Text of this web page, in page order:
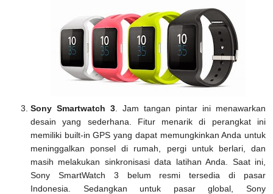
Sony Smartwatch 3 . Jam tangan pintar ini menawarkan
desain yang sederhana. Fitur menarik di perangkat ini
memiliki built-in GPS yang dapat memungkinkan Anda untuk
meninggalkan ponsel di rumah, pergi untuk berlari, dan
masih melakukan sinkronisasi data latihan Anda. Saat ini,
Sony SmartWatch 3 belum resmi tersedia di pasar
Indonesia. Sedangkan untuk pasar global, Sony